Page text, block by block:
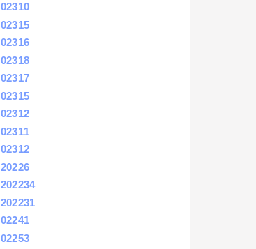
10
15
16
18
17
15
12
11
12
6
34
31
41
53